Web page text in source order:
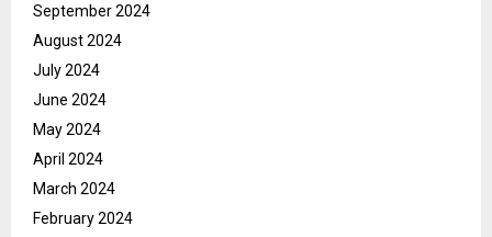
September 2024
August 2024
July 2024
June 2024
May 2024
April 2024
March 2024
February 2024